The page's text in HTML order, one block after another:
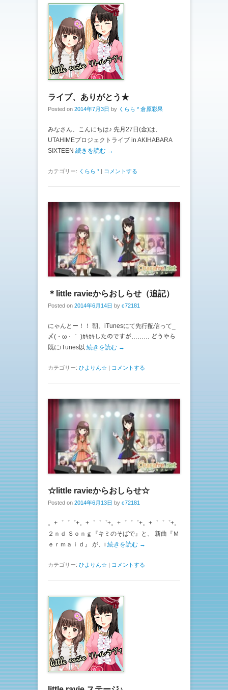
ライブ、ありがとう★
Posted on 2014年7月3日 by くらら * 倉原彩果
みなさん、こんにちは♪ 先月27日(金)は、
UTAHIMEプロジェクトライブ in AKIHABARA
SIXTEEN 続きを読む →
カテゴリー: くらら * | コメントする
＊little ravieからおしらせ（追記）
Posted on 2014年6月14日 by c72181
にゃんとー！！ 朝、iTunesにて先行配信って_
〆(・ω・｀ )ｶｷｶｷしたのですが……… どうやら
既にiTunes以 続きを読む →
カテゴリー: ひよりん☆ コメントする
☆little ravieからおしらせ☆
Posted on 2014年6月13日 by c72181
。+゜゜゜+。+゜゜゜+。+゜゜゜+。+゜゜゜+。
２ｎｄ Ｓｏｎｇ『キミのそばで』と、 新曲『Ｍ
ｅｒｍａｉｄ』 が、i 続きを読む →
カテゴリー: ひよりん☆ | コメントする